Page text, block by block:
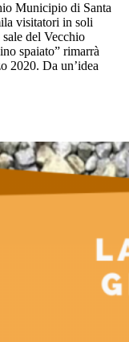
Municipio di Santa
visitatori in soli
del Vecchio
spaiato” rimarrà
2020. Da un’idea